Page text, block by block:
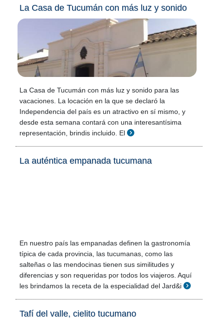
La Casa de Tucumán con más luz y sonido
La Casa de Tucumán con más luz y sonido para las
vacaciones. La locación en la que se declaró la
Independencia del país es un atractivo en sí mismo, y
desde esta semana contará con una interesantísima
representación, brindis incluido. El
La auténtica empanada tucumana
En nuestro país las empanadas definen la gastronomía
típica de cada provincia, las tucumanas, como las
salteñas o las mendocinas tienen sus similitudes y
diferencias y son requeridas por todos los viajeros. Aquí
les brindamos la receta de la especialidad del Jard&i
Tafí del valle, cielito tucumano